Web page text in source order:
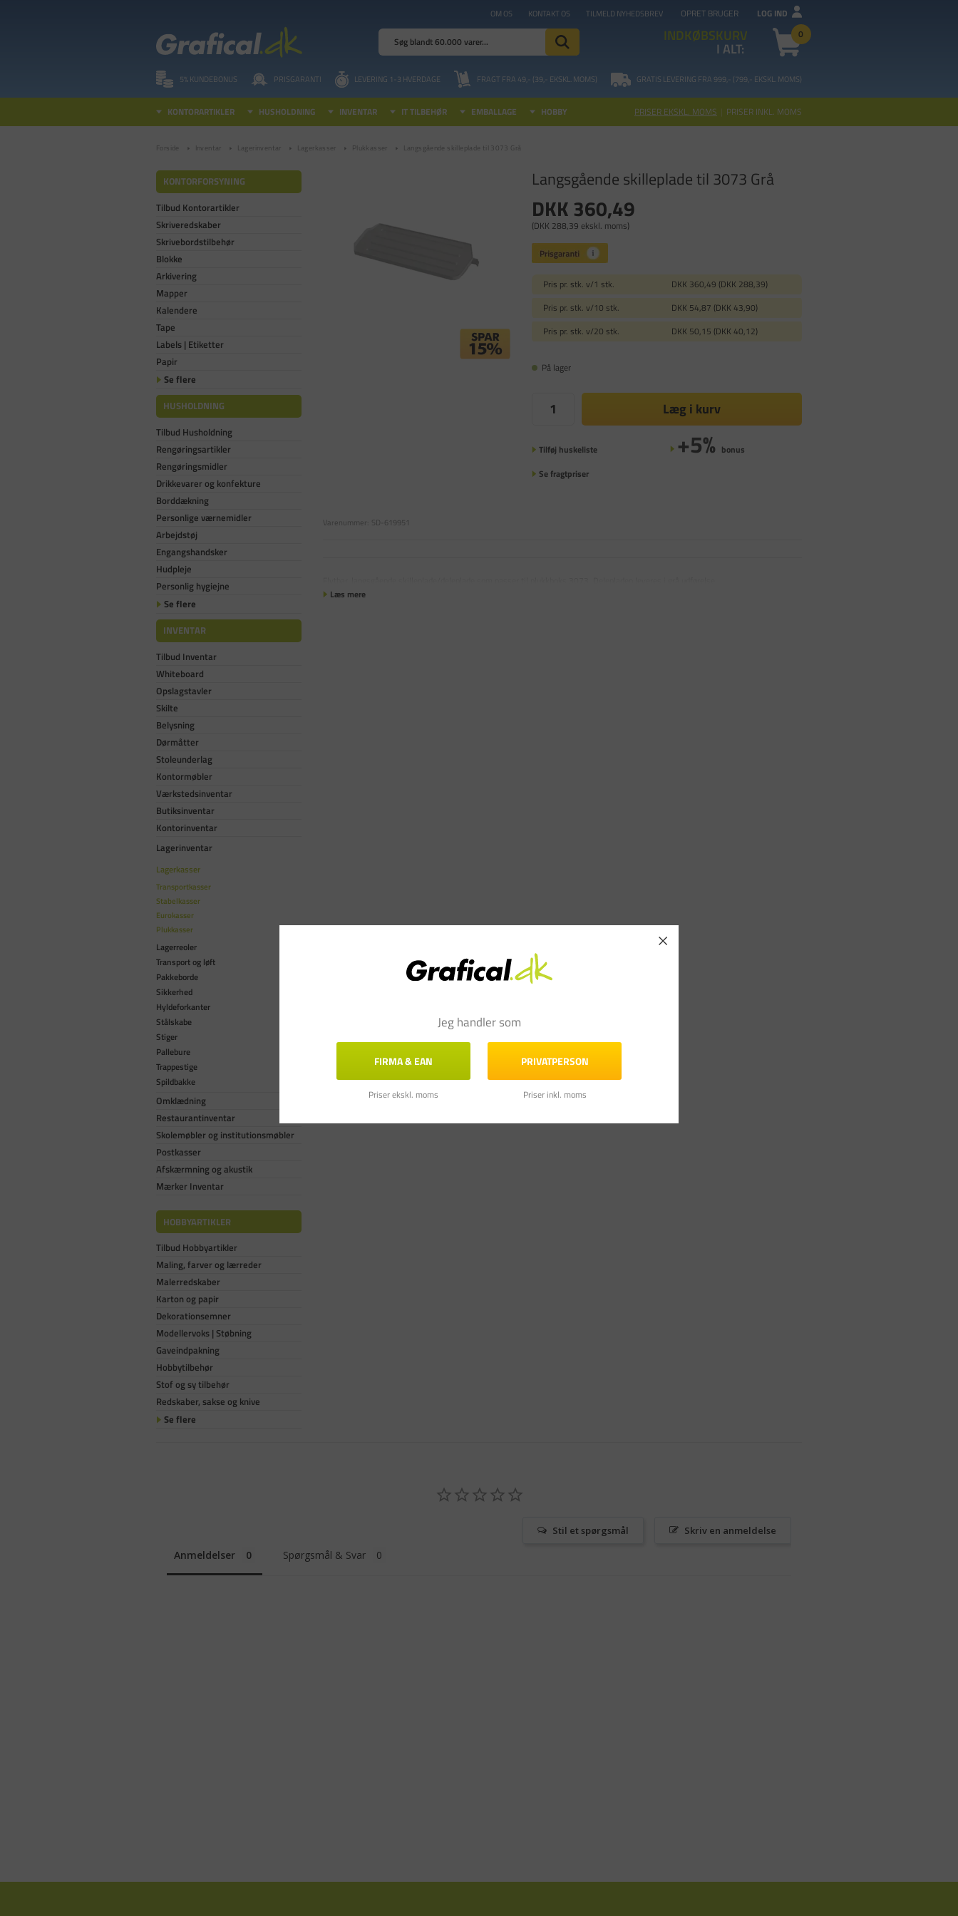
OM OS KONTAKT OS TILMELD NYHEDSBREV OPRET BRUGER LOG IND
INDKØBSKURV 0
I ALT:
5% KUNDEBONUS PRISGARANTI LEVERING 1-3 HVERDAGE FRAGT FRA 49,- (39,- EKSKL. MOMS) GRATIS LEVERING FRA 999,- (799,- EKSKL. MOMS)
KONTORARTIKLER HUSHOLDNING INVENTAR IT TILBEHØR EMBALLAGE HOBBY PRISER EKSKL. MOMS | PRISER INKL. MOMS
Forside Inventar Lagerinventar Lagerkasser Plukkasser Langsgående skilleplade til 3073 Grå
KONTORFORSYNING
Tilbud Kontorartikler
Skriveredskaber
Skrivebordstilbehør
Blokke
Arkivering
Mapper
Kalendere
Tape
Labels | Etiketter
Papir
Se flere
HUSHOLDNING
Tilbud Husholdning
Rengøringsartikler
Rengøringsmidler
Drikkevarer og konfekture
Borddækning
Personlige værnemidler
Arbejdstøj
Engangshandsker
Hudpleje
Personlig hygiejne
Se flere
INVENTAR
Tilbud Inventar
Whiteboard
Opslagstavler
Skilte
Belysning
Dørmåtter
Stoleunderlag
Kontormøbler
Værkstedsinventar
Butiksinventar
Kontorinventar
Lagerinventar
Lagerkasser
Transportkasser
Stabelkasser
Eurokasser
Plukkasser
Lagerreoler
Transport og løft
Pakkeborde
Sikkerhed
Hyldeforkanter
Stålskabe
Stiger
Pallebure
Trappestige
Spildbakke
Omklædning
Restaurantinventar
Skolemøbler og institutionsmøbler
Postkasser
Afskærmning og akustik
Mærker Inventar
HOBBYARTIKLER
Tilbud Hobbyartikler
Maling, farver og lærreder
Malerredskaber
Karton og papir
Dekorationsemner
Modellervoks | Støbning
Gaveindpakning
Hobbytilbehør
Stof og sy tilbehør
Redskaber, sakse og knive
Se flere
Langsgående skilleplade til 3073 Grå
DKK 360,49
(DKK 288,39 ekskl. moms)
Pris pr. stk. v/1 stk.
DKK 360,49 (DKK 288,39)
Pris pr. stk. v/10 stk.
DKK 54,87 (DKK 43,90)
Pris pr. stk. v/20 stk.
DKK 50,15 (DKK 40,12)
På lager
Læg i kurv
Tilføj huskeliste +5% bonus
Se fragtpriser
Varenummer: SD-619951
Læs mere
Skriv en anmeldelse
Stil et spørgsmål
Anmeldelser Spørgsmål & Svar
Jeg handler som
FIRMA & EAN
Priser ekskl. moms
PRIVATPERSON
Priser inkl. moms